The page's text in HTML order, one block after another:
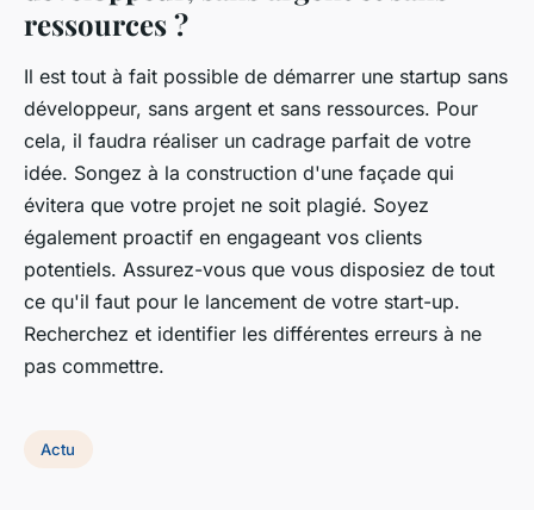
ressources ?
Il est tout à fait possible de démarrer une startup sans
développeur, sans argent et sans ressources. Pour
cela, il faudra réaliser un cadrage parfait de votre
idée. Songez à la construction d'une façade qui
évitera que votre projet ne soit plagié. Soyez
également proactif en engageant vos clients
potentiels. Assurez-vous que vous disposiez de tout
ce qu'il faut pour le lancement de votre start-up.
Recherchez et identifier les différentes erreurs à ne
pas commettre.
Actu